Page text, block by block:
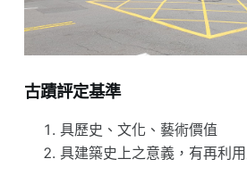
古蹟評定基準
具歷史、文化、藝術價值
具建築史上之意義，有再利